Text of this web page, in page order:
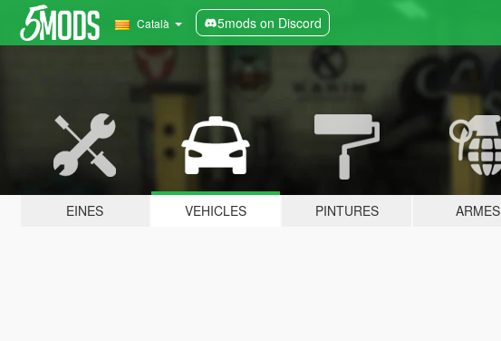
Català 5mods on Discord
EINES VEHICLES PINTURES ARMES